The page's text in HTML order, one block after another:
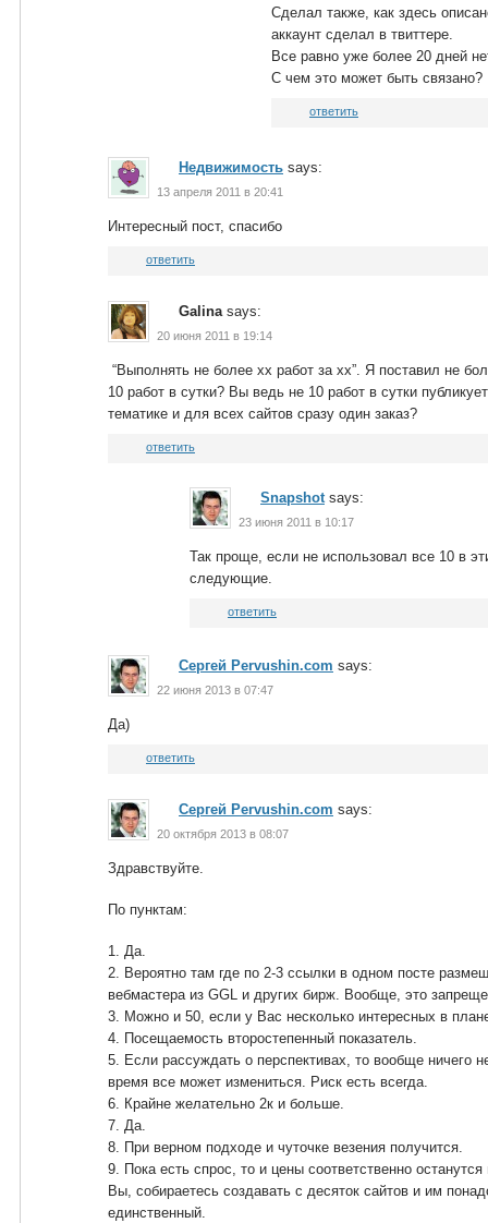
Сделал также, как здесь
аккаунт сделал в твиттере.
Все равно уже более 20 дней
С чем это может быть связано?
ответить
Недвижимость says:
13 апреля 2011 в 20:41
Интересный пост, спасибо
ответить
Galina says:
20 июня 2011 в 19:14
“Выполнять не более xx работ за xx”. Я поставил не
10 работ в сутки? Вы ведь не 10 работ в сутки
тематике и для всех сайтов сразу один заказ?
ответить
Snapshot says:
23 июня 2011 в 10:17
Так проще, если не использовал все 10 в
следующие.
ответить
Сергей Pervushin.com says:
22 июня 2013 в 07:47
Да)
ответить
Сергей Pervushin.com says:
20 октября 2013 в 08:07
Здравствуйте.
По пунктам:
1. Да.
2. Вероятно там где по 2-3 ссылки в одном посте
вебмастера из GGL и других бирж. Вообще, это
3. Можно и 50, если у Вас несколько интересных в
4. Посещаемость второстепенный показатель.
5. Если рассуждать о перспективах, то вообще ничего
время все может измениться. Риск есть всегда.
6. Крайне желательно 2к и больше.
7. Да.
8. При верном подходе и чуточке везения получится.
9. Пока есть спрос, то и цены соответственно
Вы, собираетесь создавать с десяток сайтов и им
единственный.